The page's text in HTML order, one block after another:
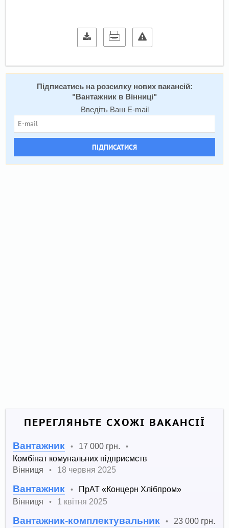
Підписатись на розсилку нових вакансій:
" Вантажник в Вінниці"
Введіть Ваш E-mail
ПІДПИСАТИСЯ
ПЕРЕГЛЯНЬТЕ СХОЖІ ВАКАНСІЇ
Вантажник • 17 000 грн. •
Комбінат комунальних підприємств
Вінниця
• 18 червня 2025
Вантажник •
ПрАТ «Концерн Хлібпром»
Вінниця
• 1 квітня 2025
Вантажник-комплектувальник • 23 000 грн.